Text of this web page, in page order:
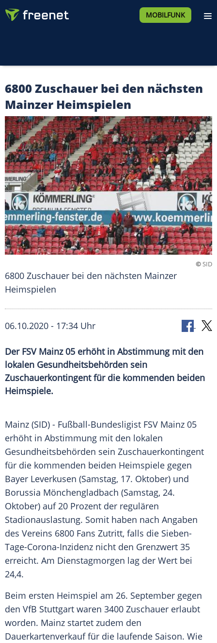
MOBILFUNK
6800 Zuschauer bei den nächsten
Mainzer Heimspielen
©SID
6800 Zuschauer bei den nächsten Mainzer
Heimspielen
06.10.2020 - 17:34 Uhr
Der FSV Mainz 05 erhöht in Abstimmung mit den
lokalen Gesundheitsbehörden sein
Zuschauerkontingent für die kommenden beiden
Heimspiele.
Mainz (SID) - Fußball-Bundesligist FSV Mainz 05
erhöht in Abstimmung mit den lokalen
Gesundheitsbehörden sein Zuschauerkontingent
für die kommenden beiden Heimspiele gegen
Bayer Leverkusen (Samstag, 17. Oktober) und
Borussia Mönchengladbach (Samstag, 24.
Oktober) auf 20 Prozent der regulären
Stadionauslastung. Somit haben nach Angaben
des Vereins 6800 Fans Zutritt, falls die Sieben-
Tage-Corona-Inzidenz nicht den Grenzwert 35
erreicht. Am Dienstagmorgen lag der Wert bei
24,4.
Beim ersten Heimspiel am 26. September gegen
den VfB Stuttgart waren 3400 Zuschauer erlaubt
worden. Mainz startet zudem den
Dauerkartenverkauf für die laufende Saison. Wie